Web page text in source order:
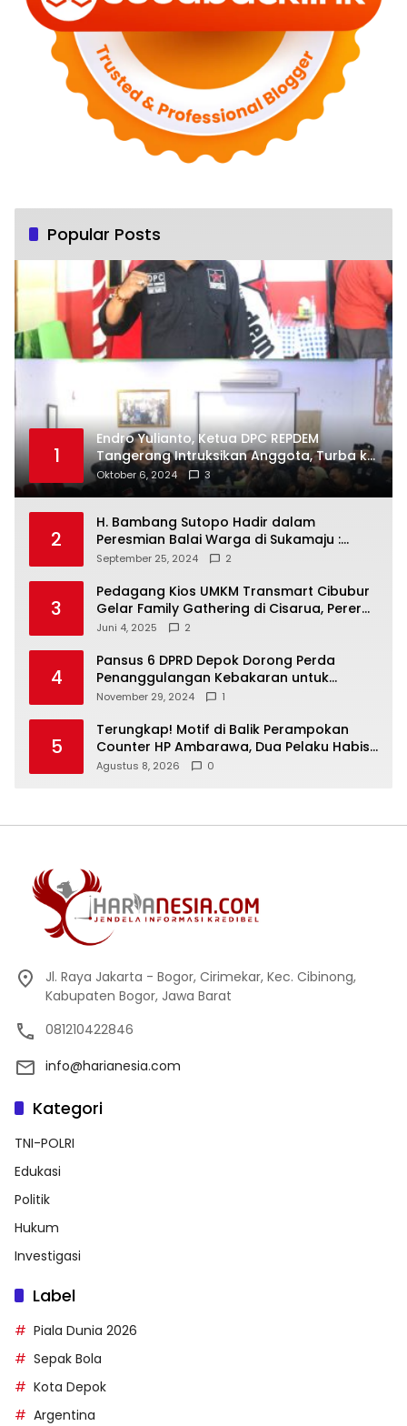
Popular Posts
1
Endro Yulianto, Ketua DPC REPDEM
Tangerang Intruksikan Anggota, Turba ke
Masyarakat Dan Jalani Apa Yang di
Putuskan RAKERCABSUS
Oktober 6, 2024 3
2
H. Bambang Sutopo Hadir dalam
Peresmian Balai Warga di Sukamaju :
Wadah Baru untuk Kolaborasi dan
September 25, 2024 2
3
Pedagang Kios UMKM Transmart Cibubur
Gelar Family Gathering di Cisarua, Pererat
Silaturahmi dan Kekompakan
Juni 4, 2025 2
4
Pansus 6 DPRD Depok Dorong Perda
Penanggulangan Kebakaran untuk
Keselamatan Warga
November 29, 2024 1
5
Terungkap! Motif di Balik Perampokan
Counter HP Ambarawa, Dua Pelaku Habisi
Pemilik Toko dan Bawa puluhan HP
Agustus 8, 2026 0
Jl. Raya Jakarta - Bogor, Cirimekar, Kec. Cibinong,
Kabupaten Bogor, Jawa Barat
081210422846
info@harianesia.com
Kategori
TNI-POLRI
Edukasi
Politik
Hukum
Investigasi
Label
Piala Dunia 2026
Sepak Bola
Kota Depok
Argentina